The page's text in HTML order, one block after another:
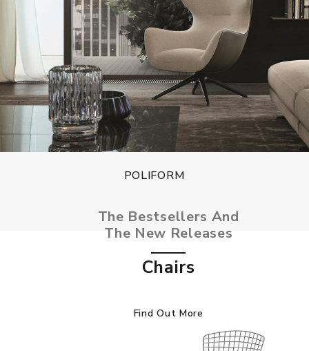
POLIFORM
The Bestsellers And
The New Releases
Chairs
Find Out More